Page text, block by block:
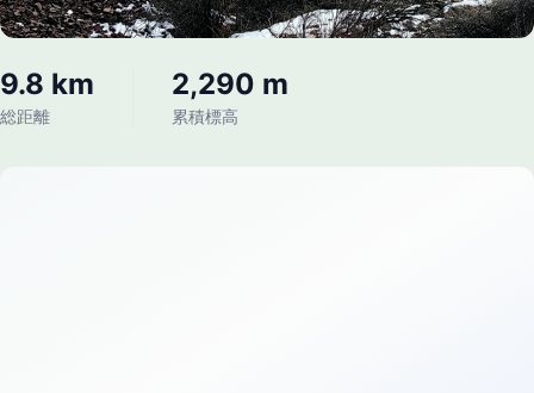
9.8 km
総距離
2,290 m
累積標高